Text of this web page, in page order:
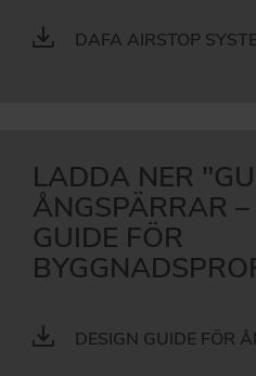
DAFA AIRSTOP
LADDA NER
ÅNGSPÄRRAR
GUIDE FÖR
DESIGN GUIDE FÖR